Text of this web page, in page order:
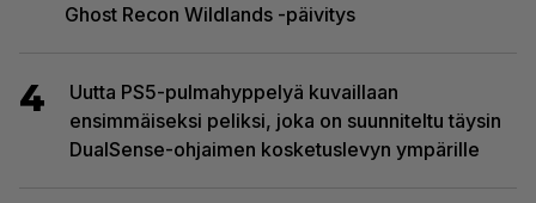
Ghost Recon Wildlands -päivitys
4
Uutta PS5-pulmahyppelyä kuvaillaan
ensimmäiseksi peliksi, joka on suunniteltu täysin
DualSense-ohjaimen kosketuslevyn ympärille